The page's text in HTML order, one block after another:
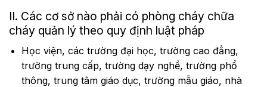
II. Các cơ sở nào phải có phòng cháy chữa
cháy quản lý theo quy định luật pháp
Học viện, các trường đại học, trường cao đẳng,
trường trung cấp, trường dạy nghề, trường phổ
thông, trung tâm giáo dục, trường mẫu giáo, nhà